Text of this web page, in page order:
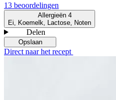
13 beoordelingen
Allergieën 4
Ei, Koemelk, Lactose, Noten
Delen
Opslaan
Direct naar het recept